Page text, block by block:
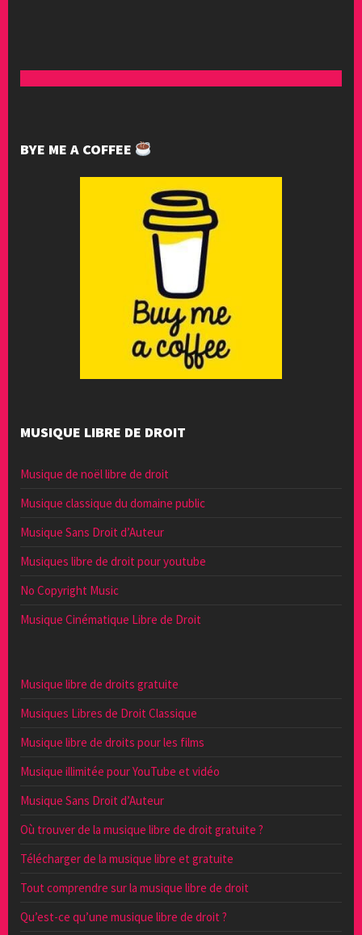
BYE ME A COFFEE
MUSIQUE LIBRE DE DROIT
Musique de noël libre de droit
Musique classique du domaine public
Musique Sans Droit d’Auteur
Musiques libre de droit pour youtube
No Copyright Music
Musique Cinématique Libre de Droit
Musique libre de droits gratuite
Musiques Libres de Droit Classique
Musique libre de droits pour les films
Musique illimitée pour YouTube et vidéo
Musique Sans Droit d’Auteur
Où trouver de la musique libre de droit gratuite ?
Télécharger de la musique libre et gratuite
Tout comprendre sur la musique libre de droit
Qu’est-ce qu’une musique libre de droit ?